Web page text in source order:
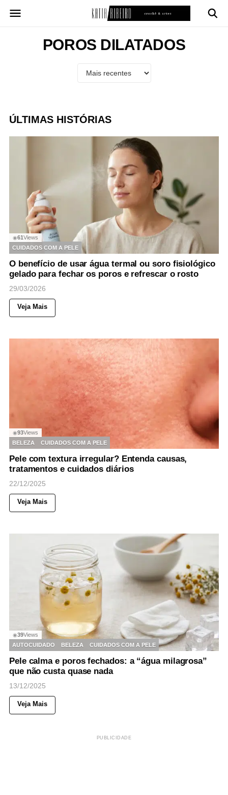
para
POROS DILATADOS
ÚLTIMAS HISTÓRIAS
◉61 Views
CUIDADOS COM A PELE
O benefício de usar água termal ou soro fisiológico
gelado para fechar os poros e refrescar o rosto
29/03/2026
Veja Mais
◉93Views
BELEZA
CUIDADOS COM A PELE
Pele com textura irregular? Entenda causas,
tratamentos e cuidados diários
22/12/2025
Veja Mais
◉39Views
AUTOCUIDADO
BELEZA CUIDADOS COM A PELE
Pele calma e poros fechados: a “água milagrosa”
que não custa quase nada
13/12/2025
Veja Mais
PUBLICIDADE